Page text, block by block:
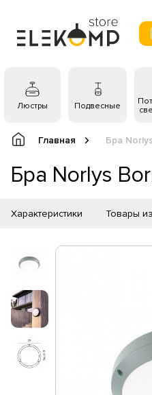
Люстры Подвесные
Главная Бра
Бра Norlys
Характеристики Товары